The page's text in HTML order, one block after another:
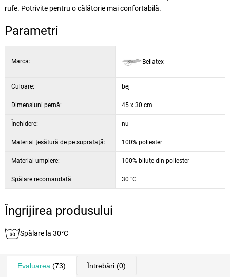
rufe. Potrivite pentru o călătorie mai confortabilă.
Parametri
Marca: Bellatex
Culoare: bej
Dimensiuni pernă: 45 x 30 cm
Închidere: nu
Material ţesătură de pe suprafaţă: 100% poliester
Material umplere: 100% biluțe din poliester
Spălare recomandată: 30 °C
Îngrijirea produsului
Spălare la 30°C
Evaluarea (73) Întrebări(0)